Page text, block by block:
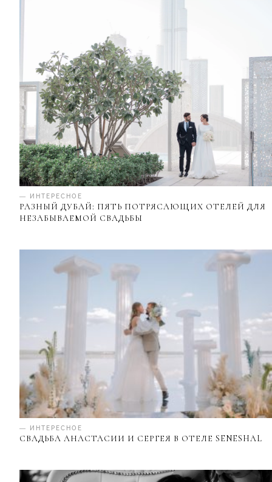
— ИНТЕРЕСНОЕ
РАЗНЫЙ ДУБАЙ: ПЯТЬ ПОТРЯСАЮЩИХ ОТЕЛЕЙ ДЛЯ
НЕЗАБЫВАЕМОЙ СВАДЬБЫ
— ИНТЕРЕСНОЕ
СВАДЬБА АНАСТАСИИ И СЕРГЕЯ В ОТЕЛЕ SENESHAL